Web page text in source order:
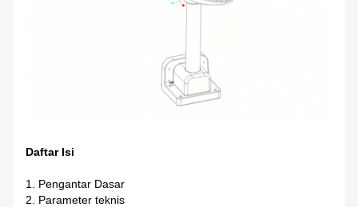
Daftar Isi
1. Pengantar Dasar
2. Parameter teknis